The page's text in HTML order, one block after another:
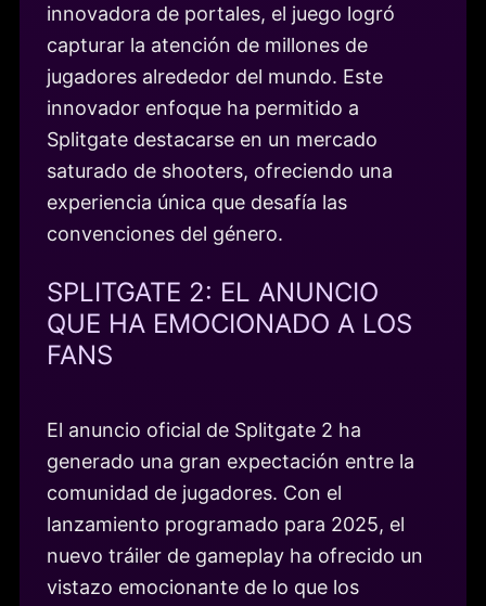
innovadora de portales, el juego logró
capturar la atención de millones de
jugadores alrededor del mundo. Este
innovador enfoque ha permitido a
Splitgate destacarse en un mercado
saturado de shooters, ofreciendo una
experiencia única que desafía las
convenciones del género.
SPLITGATE 2: EL ANUNCIO
QUE HA EMOCIONADO A LOS
FANS
El anuncio oficial de Splitgate 2 ha
generado una gran expectación entre la
comunidad de jugadores. Con el
lanzamiento programado para 2025, el
nuevo tráiler de gameplay ha ofrecido un
vistazo emocionante de lo que los